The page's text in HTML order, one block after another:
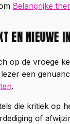
Belangrijke
EN NIEUWE
op de vroege
een
.
die kritiek op
of